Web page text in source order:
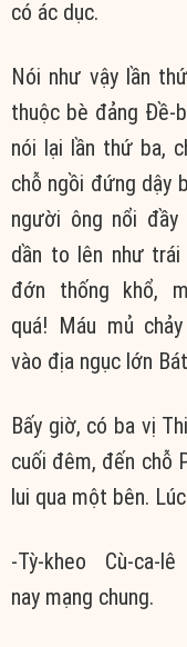
có ác dục.
Nói như vậy lần
thuộc bè đảng Đề-
nói lại lần thứ ba,
chỗ ngồi đứng dậy
người ông nổi
dần to lên như trái
đớn
thống khổ,
quá! Máu mủ
vào địa ngục lớn
Bấy giờ, có ba vị
cuối đêm, đến chỗ
lui qua một bên.
-Tỳ-kheo Cù-ca-
nay mạng chung.